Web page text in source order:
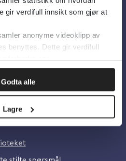
gir verdifull innsikt som gjør at
anonyme videoklipp av
benyttes. Dette gir verdifull
forbedre oss.
Godta alle
Lagre